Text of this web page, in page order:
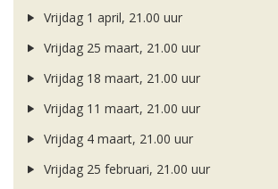
Vrijdag 1 april, 21.00 uur
Vrijdag 25 maart, 21.00 uur
Vrijdag 18 maart, 21.00 uur
Vrijdag 11 maart, 21.00 uur
Vrijdag 4 maart, 21.00 uur
Vrijdag 25 februari, 21.00 uur